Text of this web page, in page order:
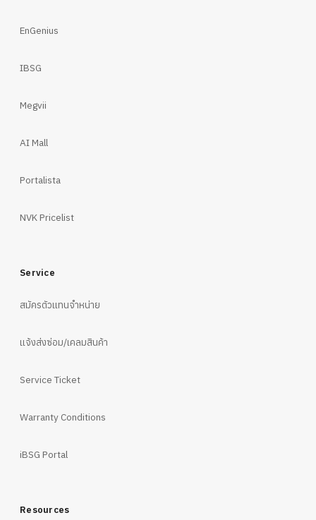
EnGenius
IBSG
Megvii
AI Mall
Portalista
NVK Pricelist
Service
สมัครตัวแทนจำหน่าย
แจ้งส่งซ่อม/เคลมสินค้า
Service Ticket
Warranty Conditions
iBSG Portal
Resources